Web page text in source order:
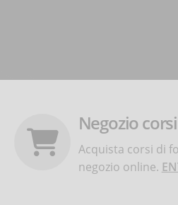
Negozio corsi
Acquista corsi di
negozio online.